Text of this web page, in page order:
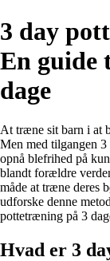
3 day
En guide
dage
At træne sit barn i at
Men med tilgangen
opnå blefrihed på
blandt forældre
måde at træne deres
udforske denne
pottetræning på 3
Hvad er 3